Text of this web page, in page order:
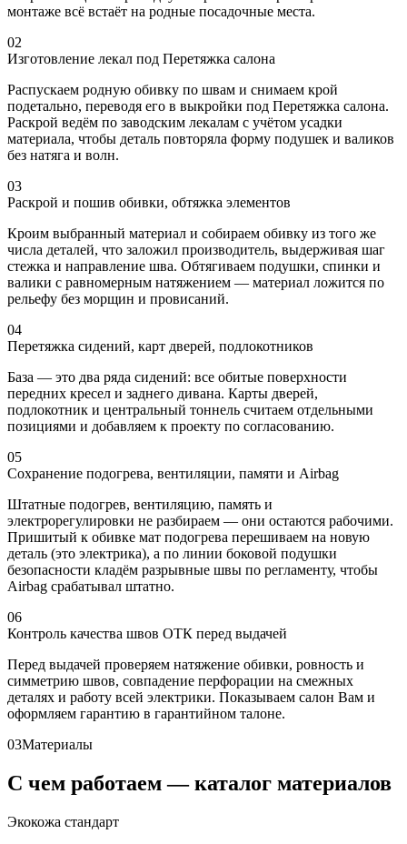
монтаже всё встаёт на родные посадочные места.
02
Изготовление лекал под Перетяжка салона
Распускаем родную обивку по швам и снимаем крой
подетально, переводя его в выкройки под Перетяжка салона.
Раскрой ведём по заводским лекалам с учётом усадки
материала, чтобы деталь повторяла форму подушек и валиков
без натяга и волн.
03
Раскрой и пошив обивки, обтяжка элементов
Кроим выбранный материал и собираем обивку из того же
числа деталей, что заложил производитель, выдерживая шаг
стежка и направление шва. Обтягиваем подушки, спинки и
валики с равномерным натяжением — материал ложится по
рельефу без морщин и провисаний.
04
Перетяжка сидений, карт дверей, подлокотников
База — это два ряда сидений: все обитые поверхности
передних кресел и заднего дивана. Карты дверей,
подлокотник и центральный тоннель считаем отдельными
позициями и добавляем к проекту по согласованию.
05
Сохранение подогрева, вентиляции, памяти и Airbag
Штатные подогрев, вентиляцию, память и
электрорегулировки не разбираем — они остаются рабочими.
Пришитый к обивке мат подогрева перешиваем на новую
деталь (это электрика), а по линии боковой подушки
безопасности кладём разрывные швы по регламенту, чтобы
Airbag срабатывал штатно.
06
Контроль качества швов ОТК перед выдачей
Перед выдачей проверяем натяжение обивки, ровность и
симметрию швов, совпадение перфорации на смежных
деталях и работу всей электрики. Показываем салон Вам и
оформляем гарантию в гарантийном талоне.
03Материалы
С чем работаем — каталог материалов
Экокожа стандарт